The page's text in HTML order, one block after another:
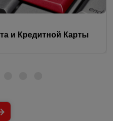
и Кредитной Карты